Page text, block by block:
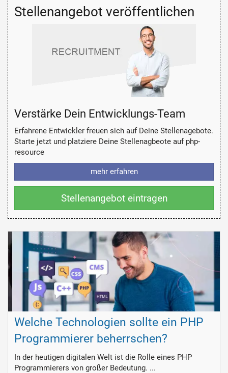
Stellenangebot veröffentlichen
Verstärke Dein Entwicklungs-Team
Erfahrene Entwickler freuen sich auf Deine Stellenagebote.
Starte jetzt und platziere Deine Stellenagbeote auf php-
resource
mehr erfahren
Stellenangebot eintragen
Welche Technologien sollte ein PHP
Programmierer beherrschen?
In der heutigen digitalen Welt ist die Rolle eines PHP
Programmierers von großer Bedeutung. ...